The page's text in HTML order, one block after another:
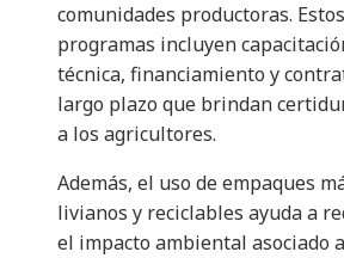
comunidades productoras. Estos
programas incluyen
técnica, financiamiento y
largo plazo que brindan
a los agricultores.
Además, el uso de empaques
livianos y reciclables ayuda a
el impacto ambiental asociado